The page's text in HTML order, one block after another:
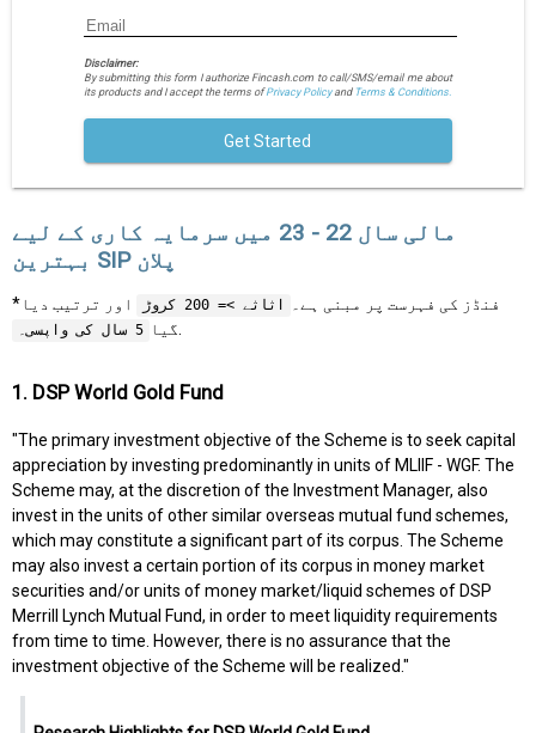
Disclaimer:
By submitting this form I authorize Fincash.com to call/SMS/email me about
its products and I accept the terms ofPrivacy Policyand Terms & Conditions.
Get Started
مالی سال 22 - 23 میں سرمایہ کاری کے لیے
بہترین SIP پلان
*فنڈز کی فہرست پر مبنی ہے۔ اثاثے >= 200 کروڑ
اور ترتیب دیا
گیا
5 سال کی واپسی۔ .
1. DSP World Gold Fund
"The primary investment objective of the Scheme is to seek capital
appreciation by investing predominantly in units of MLIIF - WGF. The
Scheme may, at the discretion of the Investment Manager, also
invest in the units of other similar overseas mutual fund schemes,
which may constitute a significant part of its corpus. The Scheme
may also invest a certain portion of its corpus in money market
securities and/or units of money market/liquid schemes of DSP
Merrill Lynch Mutual Fund, in order to meet liquidity requirements
from time to time. However, there is no assurance that the
investment objective of the Scheme will be realized."